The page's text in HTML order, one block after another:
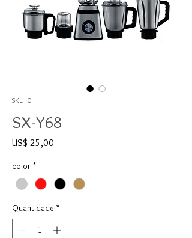
SKU: 0
SX-Y68
US$ 25,00
color *
Quantidade *